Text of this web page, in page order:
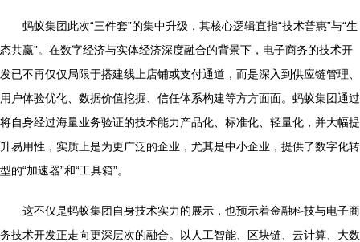
蚂蚁集团此次“三件套”的集中升级，其核心逻辑直指“技术普惠”与“生
态共赢”。在数字经济与实体经济深度融合的背景下，电子商务的技术开
发已不再仅仅局限于搭建线上店铺或支付通道，而是深入到供应链管理、
用户体验优化、数据价值挖掘、信任体系构建等方方面面。蚂蚁集团通过
将自身经过海量业务验证的技术能力产品化、标准化、轻量化，并大幅提
升易用性，实质上是为更广泛的企业，尤其是中小企业，提供了数字化转
型的“加速器”和“工具箱”。
这不仅是蚂蚁集团自身技术实力的展示，也预示着金融科技与电子商
务技术开发正走向更深层次的融合。以人工智能、区块链、云计算、大数